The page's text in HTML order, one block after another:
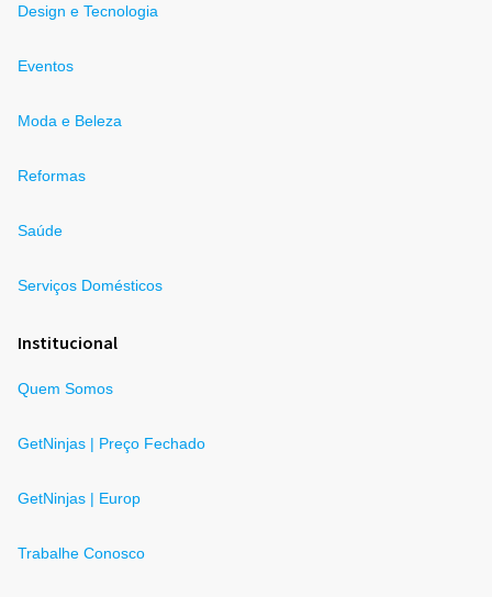
Design e Tecnologia
Eventos
Moda e Beleza
Reformas
Saúde
Serviços Domésticos
Institucional
Quem Somos
GetNinjas | Preço Fechado
GetNinjas | Europ
Trabalhe Conosco